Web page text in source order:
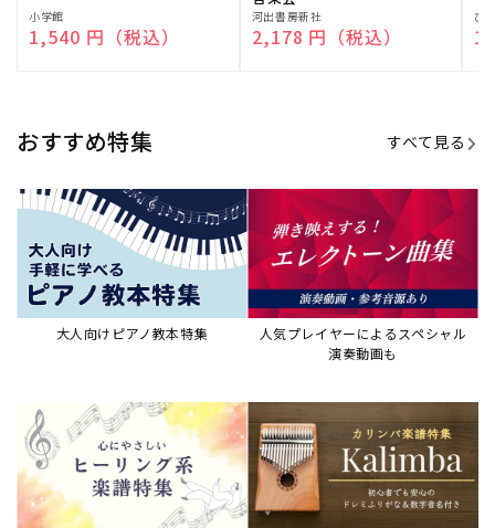
JAZZの楽譜特集
おすすめ記事 すべて見る